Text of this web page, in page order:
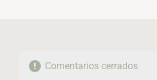
Comentarios cerrados